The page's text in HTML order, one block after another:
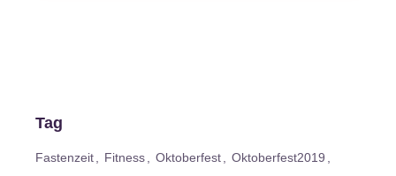
Tag
Fastenzeit Fitness Oktoberfest
Oktoberfest2019